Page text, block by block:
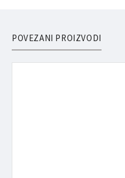
POVEZANI PROIZVODI